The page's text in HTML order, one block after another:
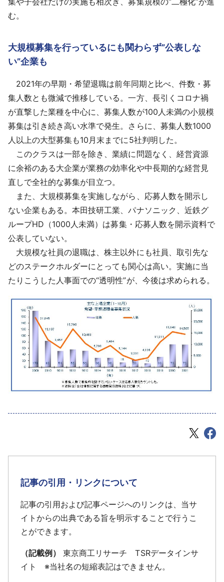
む。
大規模募集を行っているにも関わらず”公表しな
い”企業も
2021年の早期・希望退職は前年同期と比べ、件数・募
集人数とも微減で推移している。一方、長引くコロナ禍
が直撃した業種を中心に、募集人数が100人未満の小規模
募集は引き続き高い水準で発生。さらに、募集人数1000
人以上の大型募集も10月末までに5社判明した。
このクラスは一部を除き、業績に問題なく、経営資源
に余裕のある大企業が業務の効率化や中長期的な経営見
直しで全社的な募集が目立つ。
また、大規模募集を実施しながら、応募人数を開示し
ない企業もある。本田技研工業、パナソニック、近鉄グ
ループHD（1000人未満）は募集・応募人数を開示資料で
公表していない。
大規模な社員の退職は、株主以外にも社員、取引先な
どのステークホルダーにとっても関心は高い。実施に当
たりこうした人事面での“透明性”が、今後は求められる。
記事の引用・リンクについて
記事の引用および記事ページへのリンクは、当サ
イトからの出典である旨を明示することで行うこ
とができます。
（記載例）
東京商工リサーチ TSRデータインサ
イト ※当社名の短縮表記はできません。